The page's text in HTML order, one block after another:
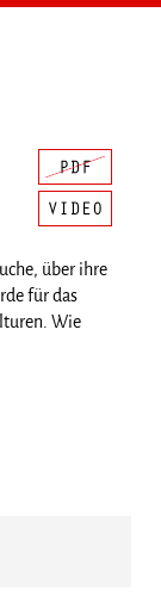
über ihre
für das
Wie